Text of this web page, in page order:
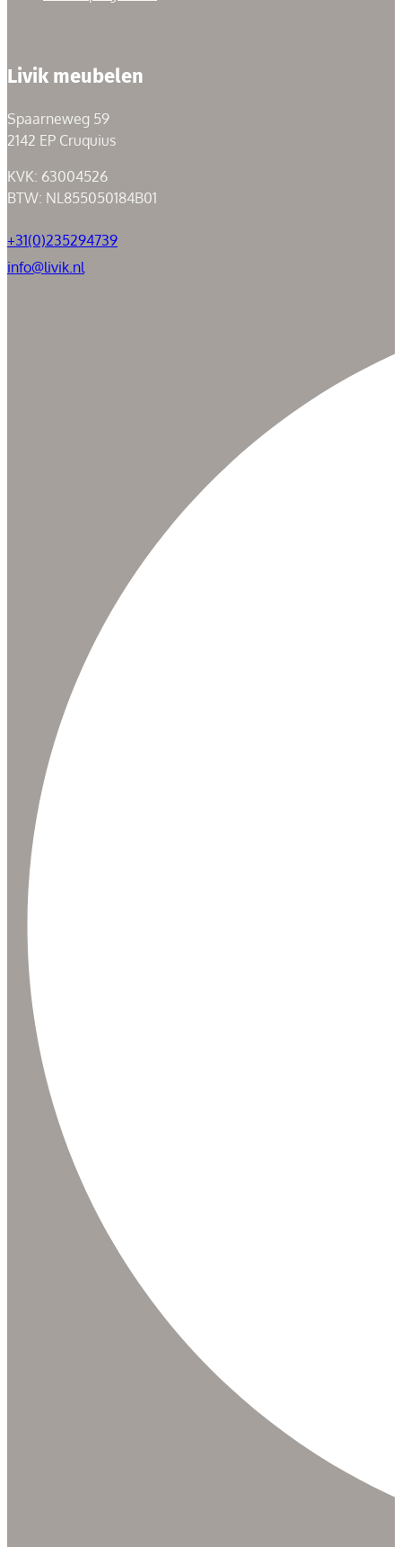
Livik meubelen
Spaarneweg 59
2142 EP Cruquius
KVK: 63004526
BTW: NL855050184B01
+31(0)235294739
info@livik.nl